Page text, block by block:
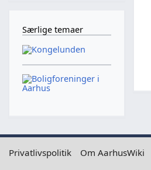
Særlige temaer
Privatlivspolitik Om AarhusWiki